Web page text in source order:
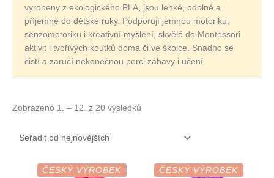
vyrobeny z ekologického PLA, jsou lehké, odolné a
příjemné do dětské ruky. Podporují jemnou motoriku,
senzomotoriku i kreativní myšlení, skvělé do Montessori
aktivit i tvořivých koutků doma či ve školce. Snadno se
čistí a zaručí nekonečnou porci zábavy i učení.
Zobrazeno 1. – 12. z 20 výsledků
ČESKÝ VÝROBEK ČESKÝ VÝROBEK